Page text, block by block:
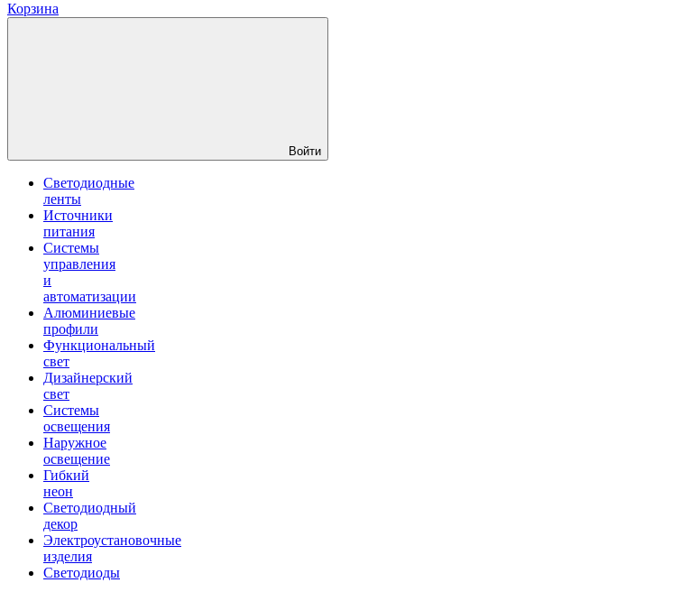
Корзина
Войти
Светодиодные
ленты
Источники
питания
Системы
управления
и
автоматизации
Алюминиевые
профили
Функциональный
свет
Дизайнерский
свет
Системы
освещения
Наружное
освещение
Гибкий
неон
Светодиодный
декор
Электроустановочные
изделия
Светодиоды